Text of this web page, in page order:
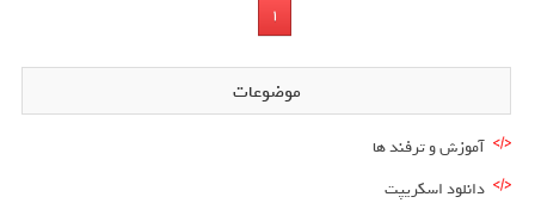
1
موضوعات
آموزش و ترفند ها
دانلود اسکریپت